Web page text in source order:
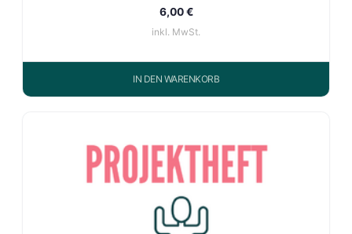
5.006,00€
inkl. MwSt.
IN DEN WARENKORB